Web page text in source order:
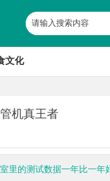
文化
机真王者
里的测试数据一年比一年